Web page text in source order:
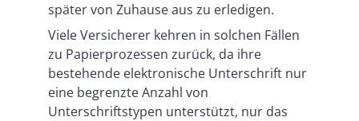
später von Zuhause aus zu erledigen.
Viele Versicherer kehren in solchen Fällen
zu Papierprozessen zurück, da ihre
bestehende elektronische Unterschrift nur
eine begrenzte Anzahl von
Unterschriftstypen unterstützt, nur das